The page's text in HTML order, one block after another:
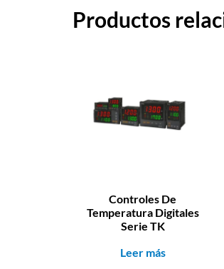
Productos
Controles De
Temperatura Digitales
Serie TK
Leer más